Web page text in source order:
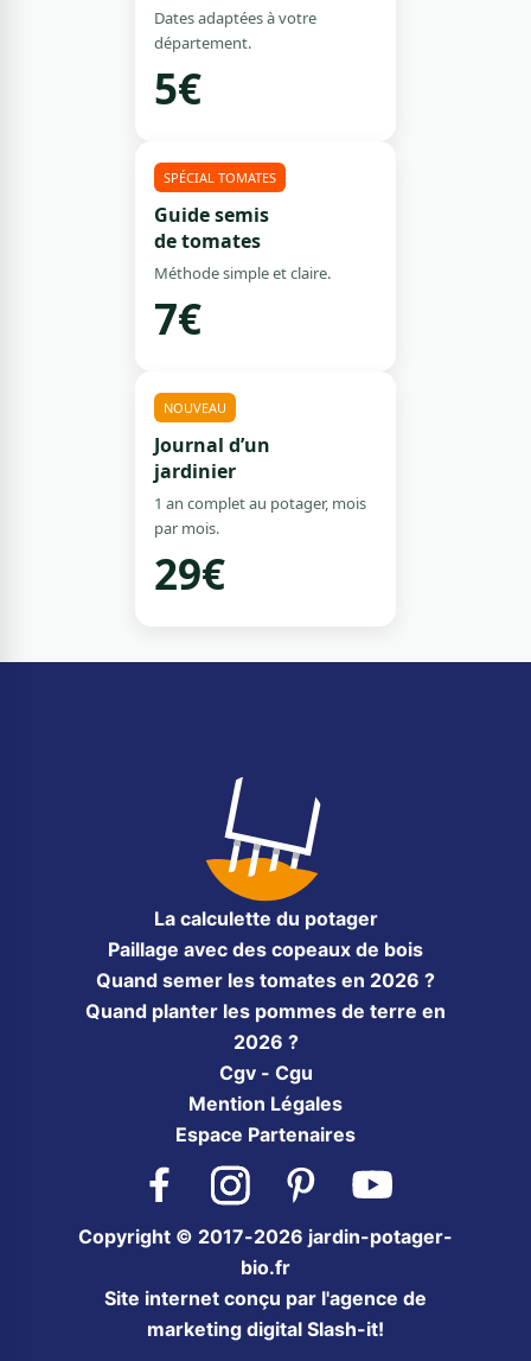
Dates adaptées à votre
département.
5€
SPÉCIAL TOMATES
Guide semis
de tomates
Méthode simple et claire.
7€
NOUVEAU
Journal d’un
jardinier
1 an complet au potager, mois
par mois.
29€
La calculette du potager
Paillage avec des copeaux de bois
Quand semer les tomates en 2026 ?
Quand planter les pommes de terre en
2026 ?
Cgv - Cgu
Mention Légales
Espace Partenaires
Facebook InstagramPinterest YouTube
Copyright © 2017-2026 jardin-potager-
bio.fr
Site internet conçu par l'agence de
marketing digital Slash-it!